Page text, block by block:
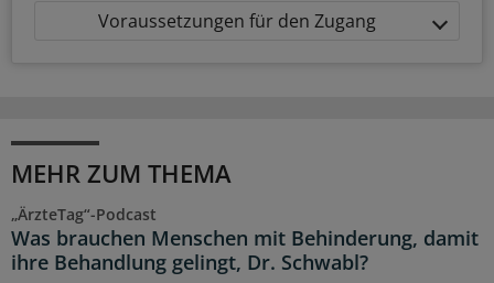
Voraussetzungen für den Zugang
MEHR ZUM THEMA
„ÄrzteTag“-Podcast
Was brauchen Menschen mit Behinderung, damit
ihre Behandlung gelingt, Dr. Schwabl?